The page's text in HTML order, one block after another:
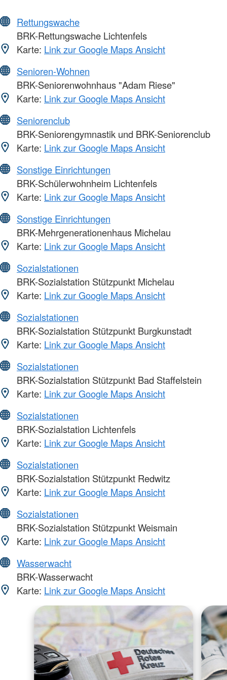
Rettungswache
BRK-Rettungswache Lichtenfels
Karte: Link zur Google Maps Ansicht
Senioren-Wohnen
BRK-Seniorenwohnhaus "Adam Riese"
Karte: Link zur Google Maps Ansicht
Seniorenclub
BRK-Seniorengymnastik und BRK-Seniorenclub
Karte: Link zur Google Maps Ansicht
Sonstige Einrichtungen
BRK-Schülerwohnheim Lichtenfels
Karte: Link zur Google Maps Ansicht
Sonstige Einrichtungen
BRK-Mehrgenerationenhaus Michelau
Karte: Link zur Google Maps Ansicht
Sozialstationen
BRK-Sozialstation Stützpunkt Michelau
Karte: Link zur Google Maps Ansicht
Sozialstationen
BRK-Sozialstation Stützpunkt Burgkunstadt
Karte: Link zur Google Maps Ansicht
Sozialstationen
BRK-Sozialstation Stützpunkt Bad Staffelstein
Karte: Link zur Google Maps Ansicht
Sozialstationen
BRK-Sozialstation Lichtenfels
Karte: Link zur Google Maps Ansicht
Sozialstationen
BRK-Sozialstation Stützpunkt Redwitz
Karte: Link zur Google Maps Ansicht
Sozialstationen
BRK-Sozialstation Stützpunkt Weismain
Karte: Link zur Google Maps Ansicht
Wasserwacht
BRK-Wasserwacht
Karte: Link zur Google Maps Ansicht